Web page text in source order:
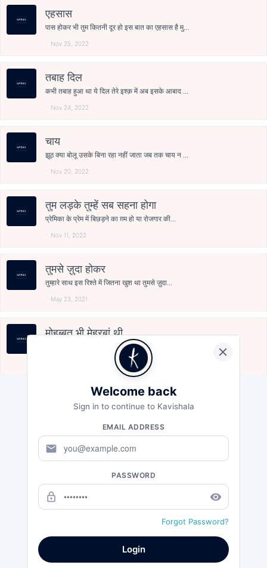
एहसास
पास होकर भी तुम कितनी दूर हो इस बात का एहसास है मु...
Nov 25, 2022
तबाह दिल
कभी तबाह हुआ था ये दिल तेरे इश्क़ में अब इसके आबाद ...
Nov 24, 2022
चाय
झूठ क्या बोलू उसके बिना रहा नहीं जाता जब तक चाय न ...
Nov 20, 2022
तुम लड़के तुम्हें सब सहना होगा
प्रेमिका के प्रेम में बिछड़ने का ग़म हो या रोजगार की...
Nov 11, 2022
तुमसे ज़ुदा होकर
तुम्हारे साथ इस रिश्ते में जितना खुश था तुमसे ज़ुदा...
May 23, 2021
मोहब्बत भी मेहरबां थी
क्या हसीन थी वो सुहानी सी रात थी वो मोहब्बत भी कुछ...
Welcome back
Sign in to continue to Kavishala
EMAIL ADDRESS
mail
PASSWORD
lock_outline remove_red_eye
Forgot Password?
Login